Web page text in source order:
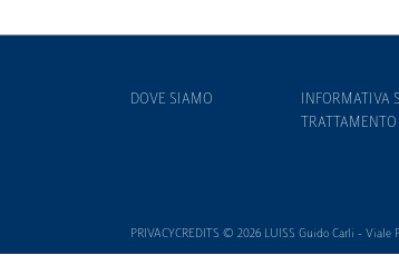
DOVE SIAMO
INFORMATIVA
TRATTAMENTO
PRIVACYCREDITS © 2026 LUISS Guido Carli - Viale